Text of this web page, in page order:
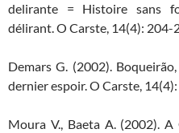
delirante = Histoire sans
délirant. O Carste, 14(4): 204-
Demars G. (2002).
dernier espoir. O Carste,
Moura V., Baeta A. (2002).